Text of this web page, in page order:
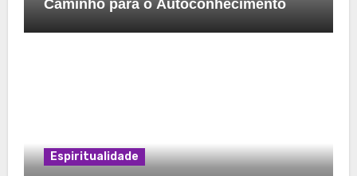
Caminho para o Autoconhecimento
Espiritualidade